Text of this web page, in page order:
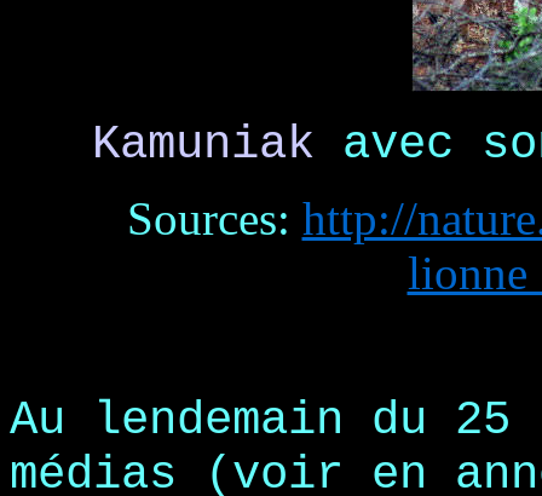
Kamuniak avec
Sources: http://
Au lendemain du 25
médias (voir en